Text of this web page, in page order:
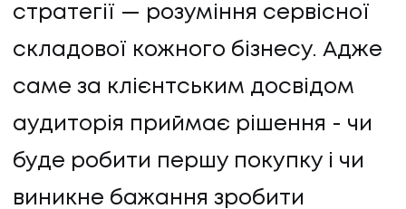
стратегії — розуміння сервісної
складової кожного бізнесу. Адже
саме за клієнтським досвідом
аудиторія приймає рішення - чи
буде робити першу покупку і чи
виникне бажання зробити